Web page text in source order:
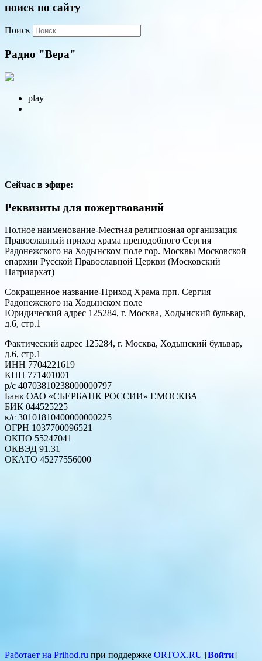
поиск по сайту
Поиск
Радио "Вера"
play
Сейчас в эфире:
Реквизиты для пожертвований
Полное наименование-Местная религиозная организация
Православный приход храма преподобного Сергия
Радонежского на Ходынском поле гор. Москвы Московской
епархии Русской Православной Церкви (Московский
Патриархат)
Сокращенное название-Приход Храма прп. Сергия
Радонежского на Ходынском поле
Юридический адрес 125284, г. Москва, Ходынский бульвар,
д.6, стр.1
Фактический адрес 125284, г. Москва, Ходынский бульвар,
д.6, стр.1
ИНН 7704221619
КПП 771401001
р/с 40703810238000000797
Банк ОАО «СБЕРБАНК РОССИИ» Г.МОСКВА
БИК 044525225
к/с 30101810400000000225
ОГРН 1037700096521
ОКПО 55247041
ОКВЭД 91.31
ОКАТО 45277556000
Работает на Prihod.ru при поддержке ORTOX.RU [Войти]